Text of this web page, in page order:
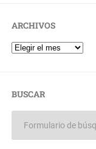
ARCHIVOS
BUSCAR